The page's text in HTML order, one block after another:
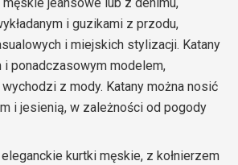
i guzikami z przodu,
i miejskich stylizacji. Katany
i ponadczasowym modelem,
z mody. Katany można nosić
i jesienią, w zależności od pogody
kurtki męskie, z kołnierzem